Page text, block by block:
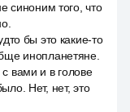
синоним того, что
бы это какие-то
инопланетяне.
вами и в голове
Нет, нет, это